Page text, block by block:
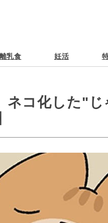
離乳食 妊活
ネコ化した"